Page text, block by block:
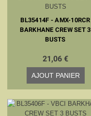
BL35414F - AMX-10RCR
BARKHANE CREW SET 3
BUSTS
21,06 €
AJOUT PANIER